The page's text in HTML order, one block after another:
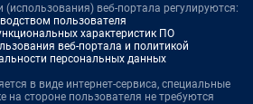
(использования) веб-портала регулируются:
пользователя
характеристик ПО
веб-портала и политикой
персональных данных
в виде интернет-сервиса, специальные
на стороне пользователя не требуются